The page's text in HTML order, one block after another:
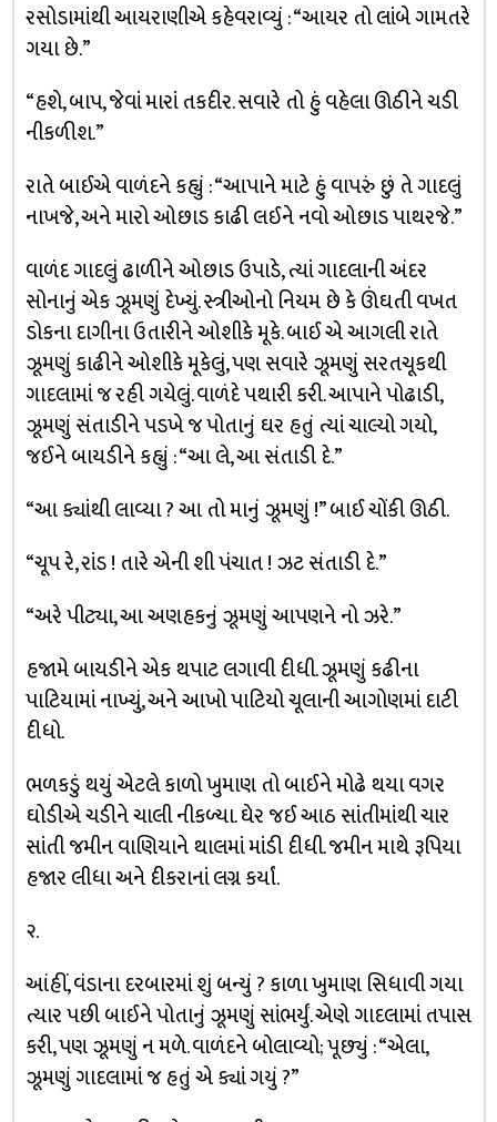
રસોડામાંથી આયરાણીએ કહેવરાવ્યું : “આયર તો લાંબે ગામતરે
ગયા છે.”
“હશે, બાપ, જેવાં મારાં તકદીર. સવારે તો હું વહેલા ઊઠીને ચડી
નીકળીશ.”
રાતે બાઈએ વાળંદને કહ્યું : “આપાને માટે હું વાપરું છું તે ગાદલું
નાખજે, અને મારો ઓછાડ કાઢી લઈને નવો ઓછાડ પાથરજે.”
વાળંદ ગાદલું ઢાળીને ઓછાડ ઉપાડે, ત્યાં ગાદલાની અંદર
સોનાનું એક ઝૂમણું દેખ્યું. સ્ત્રીઓનો નિયમ છે કે ઊંઘતી વખત
ડોકના દાગીના ઉતારીને ઓશીકે મૂકે. બાઈ એ આગલી રાતે
ઝૂમણું કાઢીને ઓશીકે મૂકેલું, પણ સવારે ઝૂમણું સરતચૂકથી
ગાદલામાં જ રહી ગયેલું. વાળંદે પથારી કરી. આપાને પોઢાડી,
ઝૂમણું સંતાડીને પડખે જ પોતાનું ઘર હતું ત્યાં ચાલ્યો ગયો,
જઈને બાયડીને કહ્યું : “આ લે, આ સંતાડી દે.”
“આ ક્યાંથી લાવ્યા ? આ તો માનું ઝૂમણું !” બાઈ ચોંકી ઊઠી.
“ચૂપ રે, રાંડ ! તારે એની શી પંચાત ! ઝટ સંતાડી દે.”
“અરે પીટ્યા, આ અણહકનું ઝૂમણું આપણને નો ઝરે.”
હજામે બાયડીને એક થપાટ લગાવી દીધી. ઝૂમણું કઢીના
પાટિયામાં નાખ્યું, અને આખો પાટિયો ચૂલાની આગોણમાં દાટી
દીધો.
ભળકડું થયું એટલે કાળો ખુમાણ તો બાઈને મોઢે થયા વગર
ઘોડીએ ચડીને ચાલી નીકળ્યા. ઘેર જઈ આઠ સાંતીમાંથી ચાર
સાંતી જમીન વાણિયાને થાલમાં માંડી દીધી. જમીન માથે રૂપિયા
હજાર લીધા અને દીકરાનાં લગ્ન કર્યાં.
૨.
આંહીં, વંડાના દરબારમાં શું બન્યું ? કાળા ખુમાણ સિધાવી ગયા
ત્યાર પછી બાઈને પોતાનું ઝૂમણું સાંભર્યું. એણે ગાદલામાં તપાસ
કરી, પણ ઝૂમણું ન મળે. વાળંદને બોલાવ્યો; પૂછ્યું : “એલા,
ઝૂમણું ગાદલામાં જ હતું એ ક્યાં ગયું ?”